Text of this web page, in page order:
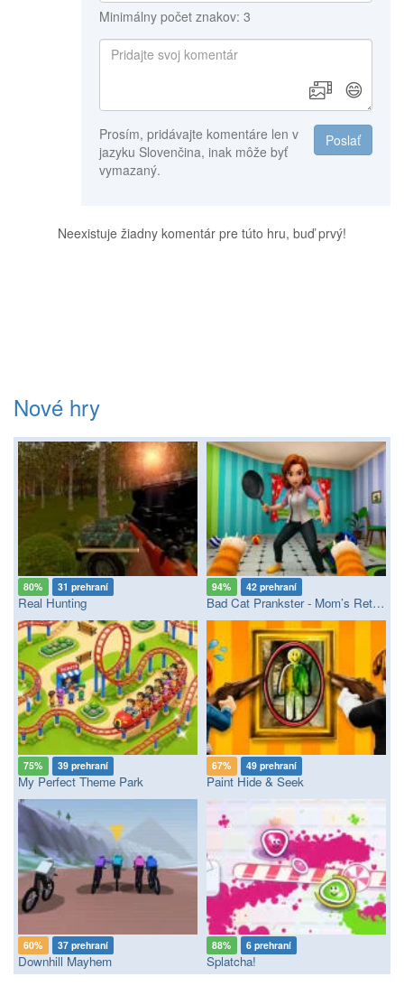
Minimálny počet znakov: 3
😄
Poslať
Prosím, pridávajte komentáre len v
jazyku Slovenčina, inak môže byť
vymazaný.
Neexistuje žiadny komentár pre túto hru, buď prvý!
Nové hry
80% 31 prehraní
Real Hunting
94% 42 prehraní
Bad Cat Prankster - Mom’s Return
75% 39 prehraní
My Perfect Theme Park
67% 49 prehraní
Paint Hide & Seek
60% 37 prehraní
Downhill Mayhem
88% 6 prehraní
Splatcha!